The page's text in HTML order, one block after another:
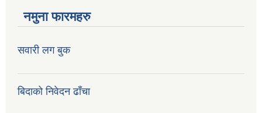
नमुना फारमहरु
सवारी लग बुक
बिदाको निवेदन ढाँचा